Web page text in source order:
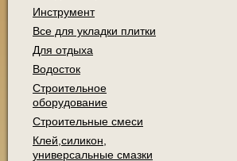
Инструмент
Все для укладки плитки
Для отдыха
Водосток
Строительное
оборудование
Строительные смеси
Клей,силикон,
универсальные смазки